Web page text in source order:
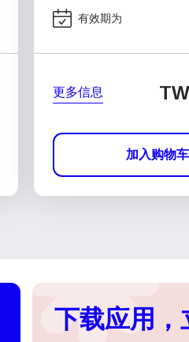
有效期为
更多信息
加入购物车
下载应用，